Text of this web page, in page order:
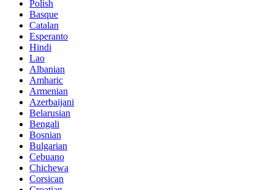
Polish
Basque
Catalan
Esperanto
Hindi
Lao
Albanian
Amharic
Armenian
Azerbaijani
Belarusian
Bengali
Bosnian
Bulgarian
Cebuano
Chichewa
Corsican